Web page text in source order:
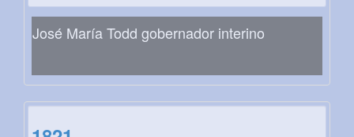
José María Todd gobernador interino